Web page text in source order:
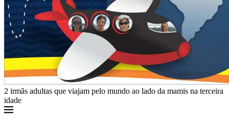
2 irmãs adultas que viajam pelo mundo ao lado da mamis na terceira
idade